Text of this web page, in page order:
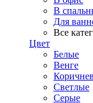
В
Для
Все
Цвет
Белые
Венге
Светлые
Серые